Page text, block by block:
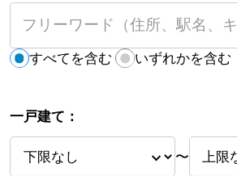
すべてを含む いずれかを含む
一戸建て：
〜